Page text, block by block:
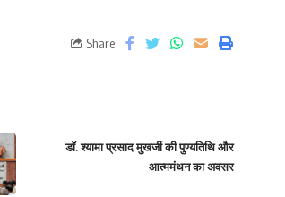
Share
डॉ. श्यामा प्रसाद मुखर्जी की पुण्यतिथि और
आत्ममंथन का अवसर